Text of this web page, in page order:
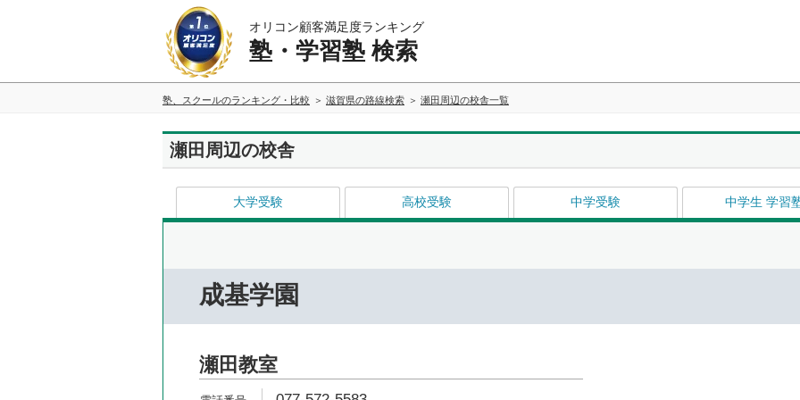
オリコン顧客満足度ランキング
塾・学習塾 検索
塾、スクールのランキング・比較 滋賀県の路線検索 瀬田周辺の校舎一覧
瀬田周辺の校舎
大学受験 高校受験 中学受験 中学生 学習
成基学園
瀬田教室